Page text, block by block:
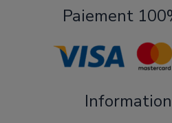
Paiement